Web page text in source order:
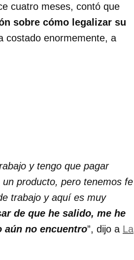
cuatro meses, contó que
sobre cómo legalizar su
costado enormemente, a
y tengo que pagar
producto, pero tenemos fe
trabajo y aquí es muy
de que he salido, me he
aún no encuentro”, dijo a La